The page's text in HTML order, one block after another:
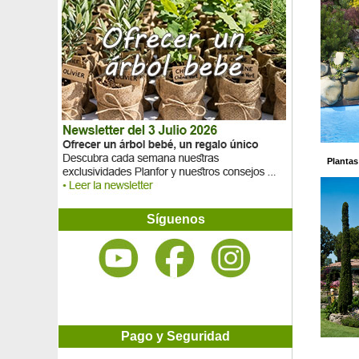
Heuchera 'Caramel'
Heuchera 'Citronnelle'
Heuchera 'Golden Zebra'
Heuchera 'Marmalade'
Heuchera 'Melting Fire'
Heuchera 'Midnight rose'
Heuchera 'Pluie de feu'
Heuchera 'Plum royale'
Heuchera 'Stoplight'
Hiedra
Hiedra Bellecour
Hiedra de Colchide 'Dentata Variegata'
Hiedra 'Green ripple'
Hiedra 'Mona Lisa'
Hierba algodonera
Hierba de Japón 'All gold'
Hierba de la Mascarenas, Zoysia
Hierba de San Cristóbal 'Atropurpurea'
Síguenos
Pago y Seguridad